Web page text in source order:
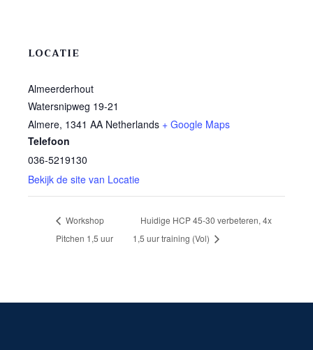
LOCATIE
Almeerderhout
Watersnipweg 19-21
Almere, 1341 AA Netherlands + Google Maps
Telefoon
036-5219130
Bekijk de site van Locatie
Workshop
Pitchen 1,5 uur
Huidige HCP 45-30 verbeteren, 4x
1,5 uur training (Vol)